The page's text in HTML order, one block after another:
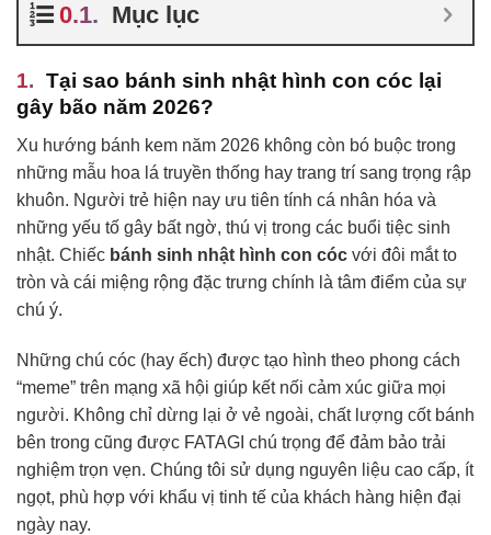
Mục lục
Tại sao bánh sinh nhật hình con cóc lại
gây bão năm 2026?
Xu hướng bánh kem năm 2026 không còn bó buộc trong
những mẫu hoa lá truyền thống hay trang trí sang trọng rập
khuôn. Người trẻ hiện nay ưu tiên tính cá nhân hóa và
những yếu tố gây bất ngờ, thú vị trong các buổi tiệc sinh
nhật. Chiếc bánh sinh nhật hình con cóc với đôi mắt to
tròn và cái miệng rộng đặc trưng chính là tâm điểm của sự
chú ý.
Những chú cóc (hay ếch) được tạo hình theo phong cách
“meme” trên mạng xã hội giúp kết nối cảm xúc giữa mọi
người. Không chỉ dừng lại ở vẻ ngoài, chất lượng cốt bánh
bên trong cũng được FATAGI chú trọng để đảm bảo trải
nghiệm trọn vẹn. Chúng tôi sử dụng nguyên liệu cao cấp, ít
ngọt, phù hợp với khẩu vị tinh tế của khách hàng hiện đại
ngày nay.